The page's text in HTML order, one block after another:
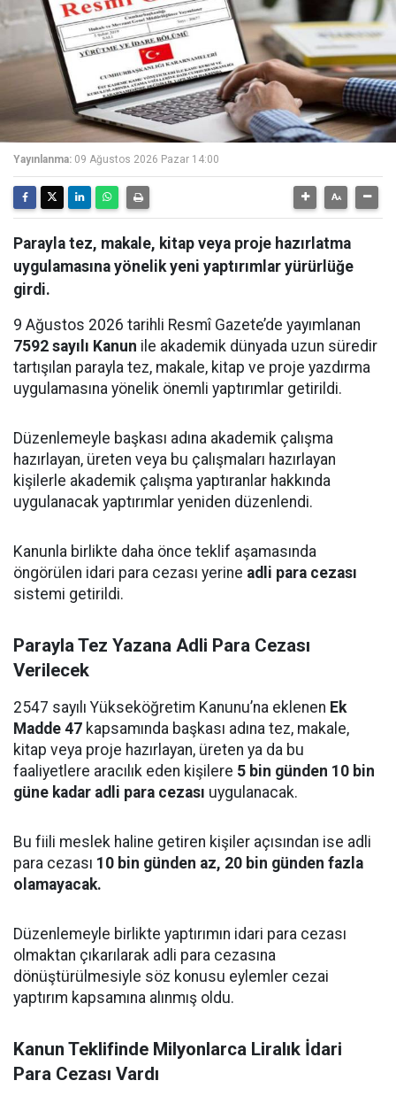
Yayınlanma: 09 Ağustos 2026 Pazar 14:00
Parayla tez, makale, kitap veya proje hazırlatma
uygulamasına yönelik yeni yaptırımlar yürürlüğe
girdi.
9 Ağustos 2026 tarihli Resmî Gazete’de yayımlanan
7592 sayılı Kanun ile akademik dünyada uzun süredir
tartışılan parayla tez, makale, kitap ve proje yazdırma
uygulamasına yönelik önemli yaptırımlar getirildi.
Düzenlemeyle başkası adına akademik çalışma
hazırlayan, üreten veya bu çalışmaları hazırlayan
kişilerle akademik çalışma yaptıranlar hakkında
uygulanacak yaptırımlar yeniden düzenlendi.
Kanunla birlikte daha önce teklif aşamasında
öngörülen idari para cezası yerine adli para cezası
sistemi getirildi.
Parayla Tez Yazana Adli Para Cezası
Verilecek
2547 sayılı Yükseköğretim Kanunu’na eklenen Ek
Madde 47 kapsamında başkası adına tez, makale,
kitap veya proje hazırlayan, üreten ya da bu
faaliyetlere aracılık eden kişilere 5 bin günden 10 bin
güne kadar adli para cezası uygulanacak.
Bu fiili meslek haline getiren kişiler açısından ise adli
para cezası 10 bin günden az, 20 bin günden fazla
olamayacak.
Düzenlemeyle birlikte yaptırımın idari para cezası
olmaktan çıkarılarak adli para cezasına
dönüştürülmesiyle söz konusu eylemler cezai
yaptırım kapsamına alınmış oldu.
Kanun Teklifinde Milyonlarca Liralık İdari
Para Cezası Vardı